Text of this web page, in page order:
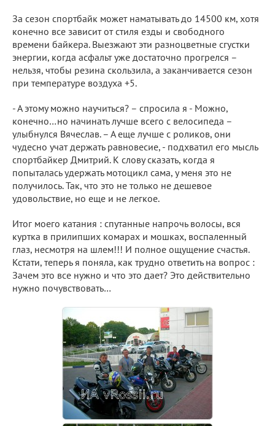
За сезон спортбайк может наматывать до 14500 км, хотя
конечно все зависит от стиля езды и свободного
времени байкера. Выезжают эти разноцветные сгустки
энергии, когда асфальт уже достаточно прогрелся –
нельзя, чтобы резина скользила, а заканчивается сезон
при температуре воздуха +5.
- А этому можно научиться? – спросила я - Можно,
конечно…но начинать лучше всего с велосипеда –
улыбнулся Вячеслав. – А еще лучше с роликов, они
чудесно учат держать равновесие, - подхватил его мысль
спортбайкер Дмитрий. К слову сказать, когда я
попыталась удержать мотоцикл сама, у меня это не
получилось. Так, что это не только не дешевое
удовольствие, но еще и не легкое.
Итог моего катания : спутанные напрочь волосы, вся
куртка в прилипших комарах и мошках, воспаленный
глаз, несмотря на шлем!!! И полное ощущение счастья.
Кстати, теперь я поняла, как трудно ответить на вопрос :
Зачем это все нужно и что это дает? Это действительно
нужно почувствовать…